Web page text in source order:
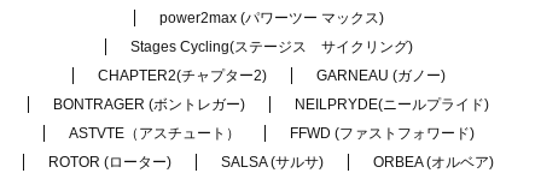
power2max (パワーツー マックス)
Stages Cycling(ステージス サイクリング)
CHAPTER2(チャプター2)
GARNEAU (ガノー)
BONTRAGER (ボントレガー)
NEILPRYDE(ニールプライド)
ASTVTE（アスチュート）
FFWD (ファストフォワード)
ROTOR (ローター)
SALSA (サルサ)
ORBEA (オルベア)